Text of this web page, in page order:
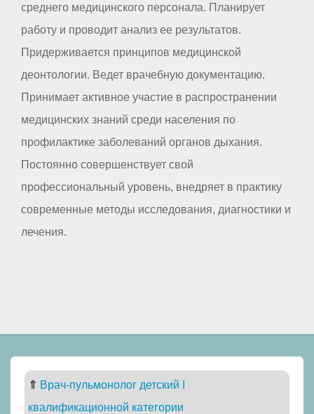
среднего медицинского персонала. Планирует
работу и проводит анализ ее результатов.
Придерживается принципов медицинской
деонтологии. Ведет врачебную документацию.
Принимает активное участие в распространении
медицинских знаний среди населения по
профилактике заболеваний органов дыхания.
Постоянно совершенствует свой
профессиональный уровень, внедряет в практику
современные методы исследования, диагностики и
лечения.
⇑ Врач-пульмонолог детский I
квалификационной категории